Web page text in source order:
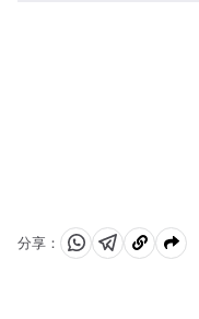
分享：
分 分 複